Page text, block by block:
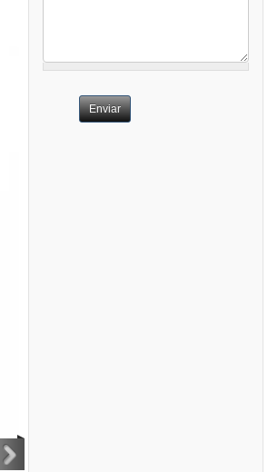
Enviar